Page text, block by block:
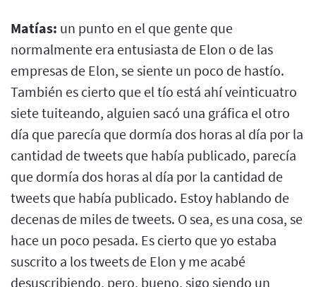
Matías: un punto en el que gente que
normalmente era entusiasta de Elon o de las
empresas de Elon, se siente un poco de hastío.
También es cierto que el tío está ahí veinticuatro
siete tuiteando, alguien sacó una gráfica el otro
día que parecía que dormía dos horas al día por la
cantidad de tweets que había publicado, parecía
que dormía dos horas al día por la cantidad de
tweets que había publicado. Estoy hablando de
decenas de miles de tweets. O sea, es una cosa, se
hace un poco pesada. Es cierto que yo estaba
suscrito a los tweets de Elon y me acabé
desuscribiendo, pero, bueno, sigo siendo un